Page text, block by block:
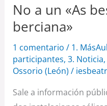
No a un «As
berciana»
1 comentario / 1.
participantes, 3. Noticia,
Ossorio (León) /
Sale a información